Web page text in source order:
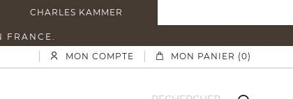
CHARLES KAMMER
FRANCE.
MON COMPTE MON PANIER (0)